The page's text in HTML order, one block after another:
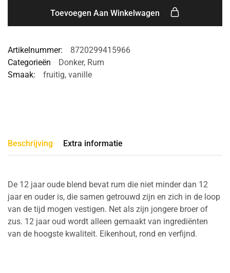
Toevoegen Aan Winkelwagen
Artikelnummer:
8720299415966
Categorieën
Donker, Rum
Smaak:
fruitig, vanille
Beschrijving Extra informatie
De 12 jaar oude blend bevat rum die niet minder dan 12
jaar en ouder is, die samen getrouwd zijn en zich in de loop
van de tijd mogen vestigen. Net als zijn jongere broer of
zus. 12 jaar oud wordt alleen gemaakt van ingrediënten
van de hoogste kwaliteit. Eikenhout, rond en verfijnd.